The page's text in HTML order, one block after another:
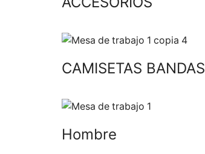
CAMISETAS BANDAS
Hombre